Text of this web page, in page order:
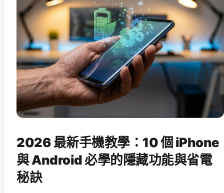
2026 最新手機教學：10 個 iPhone
與 Android 必學的隱藏功能與省電
秘訣